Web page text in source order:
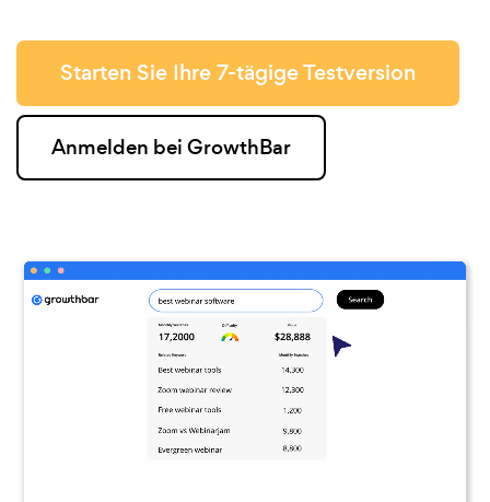
Starten Sie Ihre 7-tägige Testversion
Anmelden bei GrowthBar